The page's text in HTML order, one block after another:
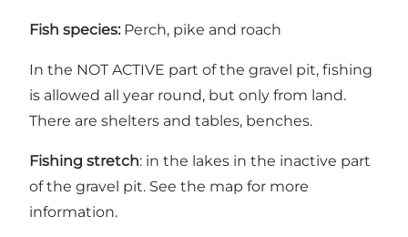
Fish species: Perch, pike and roach
In the NOT ACTIVE part of the gravel pit, fishing
is allowed all year round, but only from land.
There are shelters and tables, benches.
Fishing stretch: in the lakes in the inactive part
of the gravel pit. See the map for more
information.